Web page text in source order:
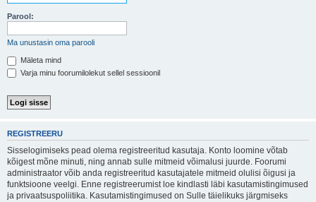
Parool:
Ma unustasin oma parooli
Mäleta mind
Varja minu foorumilolekut sellel sessioonil
REGISTREERU
Sisselogimiseks pead olema registreeritud kasutaja. Konto loomine võtab
kõigest mõne minuti, ning annab sulle mitmeid võimalusi juurde. Foorumi
administraator võib anda registreeritud kasutajatele mitmeid olulisi õigusi ja
funktsioone veelgi. Enne registreerumist loe kindlasti läbi kasutamistingimused
ja privaatsuspoliitika. Kasutamistingimused on Sulle täielikuks järgmiseks